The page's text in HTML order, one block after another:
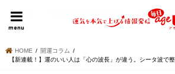
menu
HOME 明日の運勢
HOME
開運コラム
【新連載！】運のいい人は「心の波長」が違う。シータ波で